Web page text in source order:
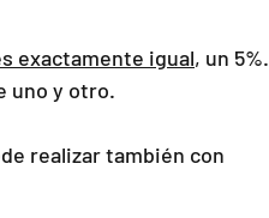
exactamente igual, un 5%.
uno y otro.
realizar también con